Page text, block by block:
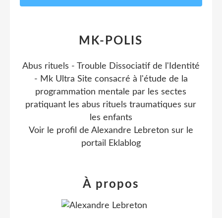
MK-POLIS
Abus rituels - Trouble Dissociatif de l'Identité
- Mk Ultra Site consacré à l'étude de la
programmation mentale par les sectes
pratiquant les abus rituels traumatiques sur
les enfants
Voir le profil de Alexandre Lebreton sur le
portail Eklablog
À propos